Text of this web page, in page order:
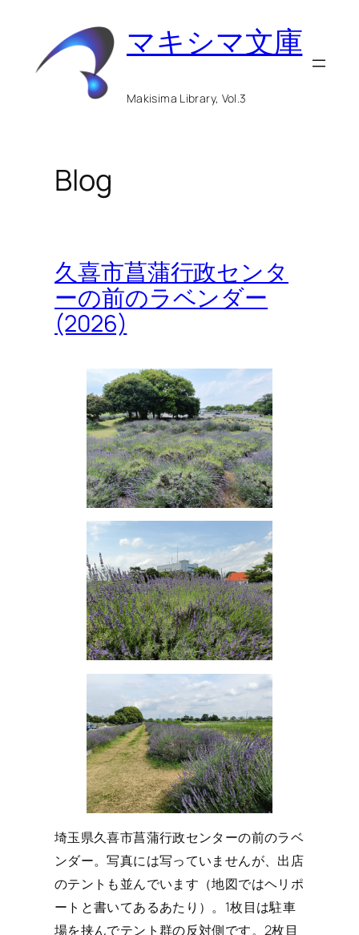
マキシマ文庫
Makisima Library, Vol.3
Blog
久喜市菖蒲行政センタ
ーの前のラベンダー
(2026)
埼玉県久喜市菖蒲行政センターの前のラベ
ンダー。写真には写っていませんが、出店
のテントも並んでいます（地図ではヘリポ
ートと書いてあるあたり）。1枚目は駐車
場を挟んでテント群の反対側です。2枚目